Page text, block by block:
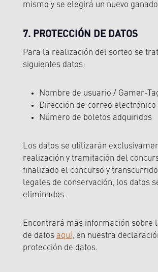
mismo y se elegirá un nuevo
7. PROTECCIÓN DE DATOS
Para la realización del sorteo se
siguientes datos:
Nombre de usuario / Gamer-
Dirección de correo electrónico
Número de boletos adquiridos
Los datos se utilizarán
realización y tramitación del
finalizado el concurso y
legales de conservación, los datos
eliminados.
Encontrará más información sobre
de datos aquí, en nuestra
protección de datos.